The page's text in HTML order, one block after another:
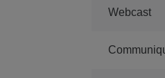
Webcast